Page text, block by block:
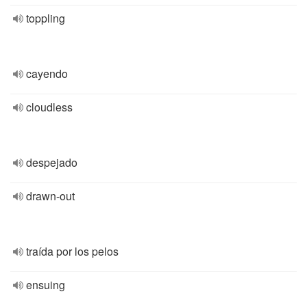
toppling
cayendo
cloudless
despejado
drawn-out
traída por los pelos
ensuing